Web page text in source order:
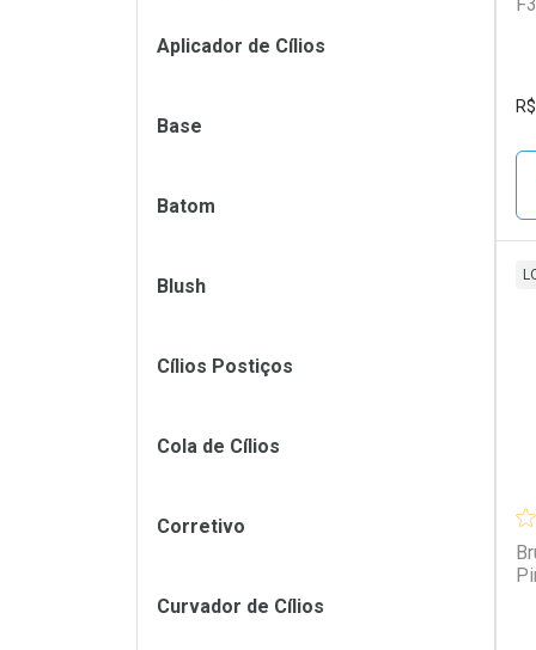
R$
Filtros
Aplicador de Cílios
Base
Batom
Blush
Cílios Postiços
Cola de Cílios
Corretivo
Curvador de Cílios